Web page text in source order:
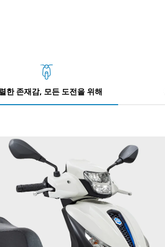
한 존재감, 모든 도전을 위해